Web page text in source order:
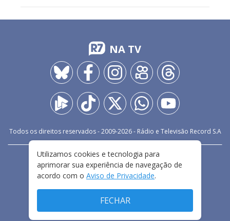
NA TV
Todos os direitos reservados - 2009-2026- Rádio e Televisão Record S.A
FALE CONOSCO
PRIVACIDADE
TERMOS E CONDIÇÕES DE USO
Utilizamos cookies e tecnologia para
aprimorar sua experiência de navegação de
acordo com o Aviso de Privacidade.
FECHAR